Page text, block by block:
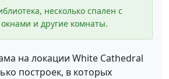
несколько спален с
и другие комнаты.
на локации White Cathedral
построек, в которых